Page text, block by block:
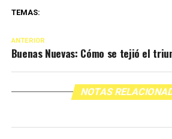
TEMAS:
ANTERIOR
Buenas Nuevas: Cómo se tejió el
NOTAS